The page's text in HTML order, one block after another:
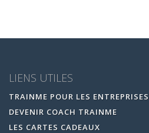
LIENS UTILES
TRAINME POUR LES ENTREPRISES
DEVENIR COACH TRAINME
LES CARTES CADEAUX